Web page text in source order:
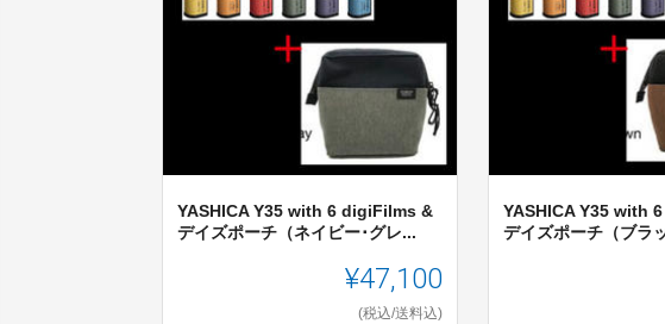
YASHICA Y35 with 6 digiFilms &
デイズポーチ（ネイビー･グレ...
¥47,100
(税込/送料込)
YASHICA Y35 with
デイズポーチ（ブラ